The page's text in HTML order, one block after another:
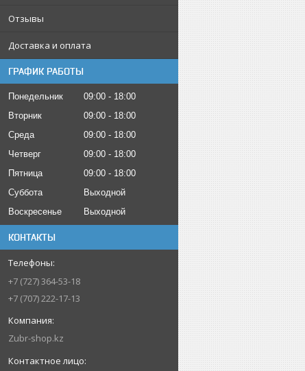
Отзывы
Доставка и оплата
ГРАФИК РАБОТЫ
Понедельник 09:00
18:00
Вторник
09:00
18:00
Среда
09:00
18:00
Четверг
09:00
18:00
Пятница
09:00
18:00
Суббота
Выходной
Воскресенье
Выходной
КОНТАКТЫ
+7 (727) 364-53-18
+7 (707) 222-17-13
Zubr-shop.kz